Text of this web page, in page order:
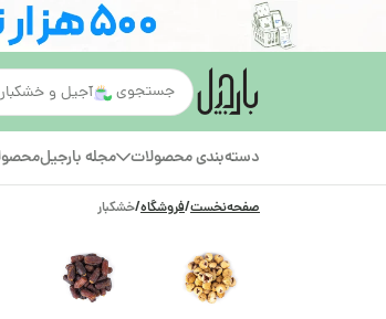
قهوه
دسته‌بندی محصولات مجله بارجیل
صفحه‌نخست/فروشگاه/خشکبار